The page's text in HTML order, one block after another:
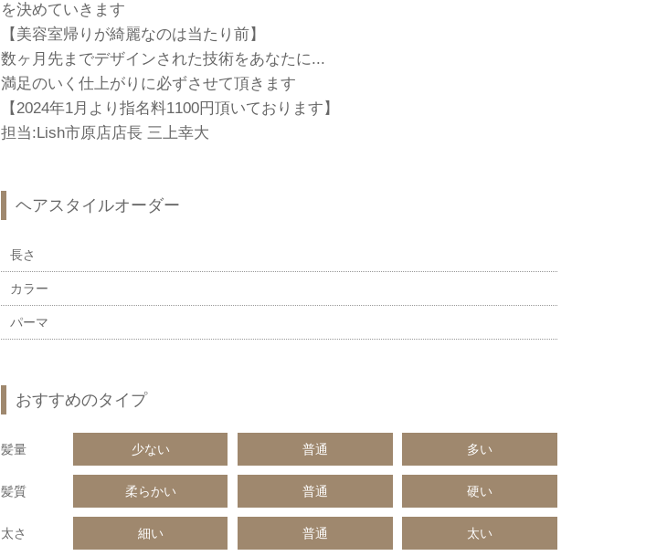
を決めていきます
【美容室帰りが綺麗なのは当たり前】
数ヶ月先までデザインされた技術をあなたに...
満足のいく仕上がりに必ずさせて頂きます
【2024年1月より指名料1100円頂いております】
担当:Lish市原店店長 三上幸大
ヘアスタイルオーダー
長さ
カラー
パーマ
おすすめのタイプ
髪量 少ない 普通 多い
髪質 柔らかい 普通 硬い
太さ 細い 普通 太い